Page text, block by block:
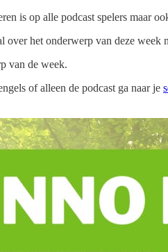
is op alle podcast spelers maar
het onderwerp van deze week
van de week.
of alleen de podcast ga naar je